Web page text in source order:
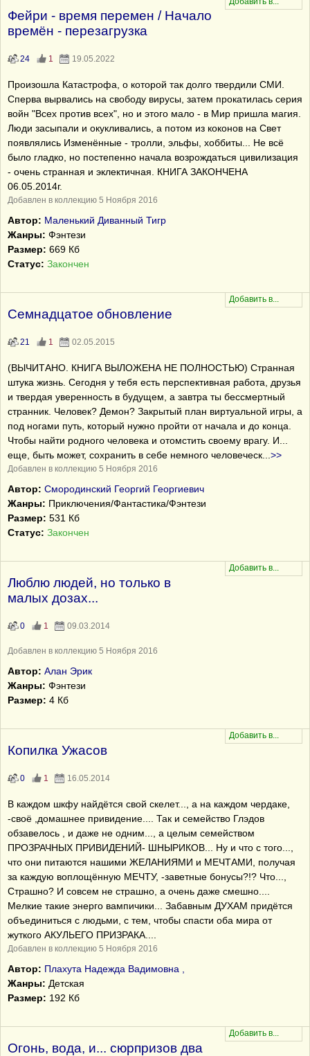
Фейри - время перемен / Начало
времён - перезагрузка
24 1 19.05.2022
Произошла Катастрофа, о которой так долго твердили СМИ.
Сперва вырвались на свободу вирусы, затем прокатилась серия
войн "Всех против всех", но и этого мало - в Мир пришла магия.
Люди засыпали и окукливались, а потом из коконов на Свет
появлялись Изменённые - тролли, эльфы, хоббиты... Не всё
было гладко, но постепенно начала возрождаться цивилизация
- очень странная и эклектичная. КНИГА ЗАКОНЧЕНА
06.05.2014г.
Добавлен в коллекцию 5 Ноября 2016
Автор: Маленький Диванный Тигр
Жанры: Фэнтези
Размер: 669 Кб
Статус: Закончен
Семнадцатое обновление
21 1 02.05.2015
(ВЫЧИТАНО. КНИГА ВЫЛОЖЕНА НЕ ПОЛНОСТЬЮ) Странная
штука жизнь. Сегодня у тебя есть перспективная работа, друзья
и твердая уверенность в будущем, а завтра ты бессмертный
странник. Человек? Демон? Закрытый план виртуальной игры, а
под ногами путь, который нужно пройти от начала и до конца.
Чтобы найти родного человека и отомстить своему врагу. И...
еще, быть может, сохранить в себе немного человеческ
>>
Добавлен в коллекцию 5 Ноября 2016
Автор: Смородинский Георгий Георгиевич
Жанры: Приключения/Фантастика/Фэнтези
Размер: 531 Кб
Статус: Закончен
Люблю людей, но только в
малых дозах...
0 1 09.03.2014
Добавлен в коллекцию 5 Ноября 2016
Автор: Алан Эрик
Жанры: Фэнтези
Размер: 4 Кб
Копилка Ужасов
0 1 16.05.2014
В каждом шкфу найдётся свой скелет..., а на каждом чердаке,
-своё ,домашнее привидение.... Так и семейство Глэдов
обзавелось , и даже не одним..., а целым семейством
ПРОЗРАЧНЫХ ПРИВИДЕНИЙ- ШНЫРИКОВ... Ну и что с того...,
что они питаются нашими ЖЕЛАНИЯМИ и МЕЧТАМИ, получая
за каждую воплощённую МЕЧТУ, -заветные бонусы?!? Что...,
Страшно? И совсем не страшно, а очень даже смешно....
Мелкие такие энерго вампичики... Забавным ДУХАМ придётся
объединиться с людьми, с тем, чтобы спасти оба мира от
жуткого АКУЛЬЕГО ПРИЗРАКА....
Добавлен в коллекцию 5 Ноября 2016
Автор: Плахута Надежда Вадимовна ,
Жанры: Детская
Размер: 192 Кб
Огонь, вода, и... сюрпризов два